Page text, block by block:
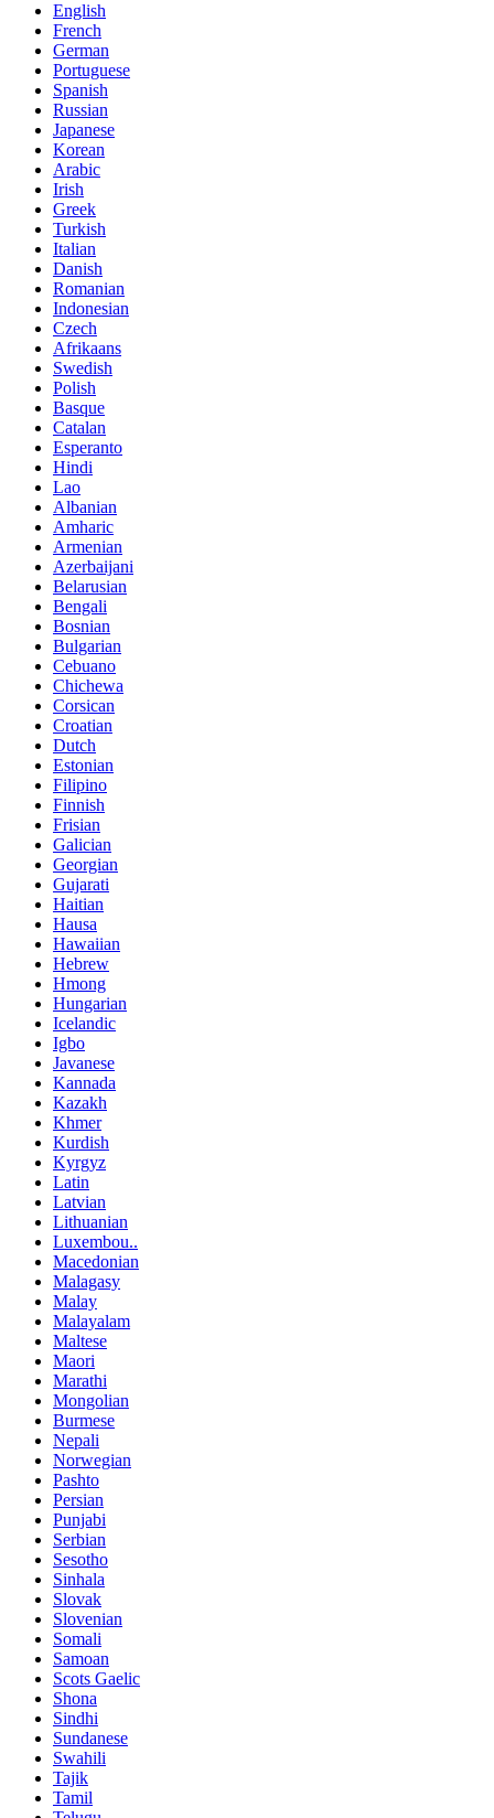
English
French
German
Portuguese
Spanish
Russian
Japanese
Korean
Arabic
Irish
Greek
Turkish
Italian
Danish
Romanian
Indonesian
Czech
Afrikaans
Swedish
Polish
Basque
Catalan
Esperanto
Hindi
Lao
Albanian
Amharic
Armenian
Azerbaijani
Belarusian
Bengali
Bosnian
Bulgarian
Cebuano
Chichewa
Corsican
Croatian
Dutch
Estonian
Filipino
Finnish
Frisian
Galician
Georgian
Gujarati
Haitian
Hausa
Hawaiian
Hebrew
Hmong
Hungarian
Icelandic
Igbo
Javanese
Kannada
Kazakh
Khmer
Kurdish
Kyrgyz
Latin
Latvian
Lithuanian
Luxembou..
Macedonian
Malagasy
Malay
Malayalam
Maltese
Maori
Marathi
Mongolian
Burmese
Nepali
Norwegian
Pashto
Persian
Punjabi
Serbian
Sesotho
Sinhala
Slovak
Slovenian
Somali
Samoan
Scots Gaelic
Shona
Sindhi
Sundanese
Swahili
Tajik
Tamil